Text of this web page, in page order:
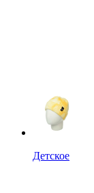
Детское